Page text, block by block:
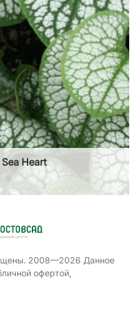
Heart
2008—2026 Данное
офертой,